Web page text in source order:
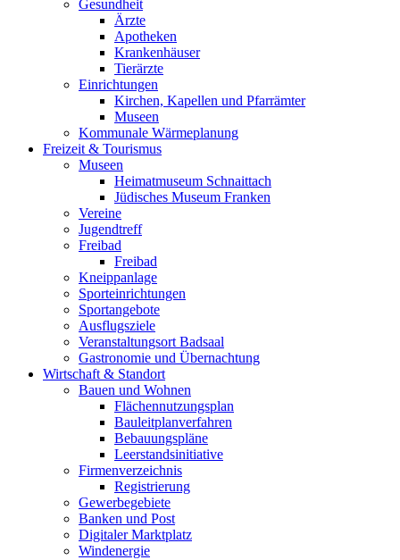
Gesundheit
Ärzte
Apotheken
Krankenhäuser
Tierärzte
Einrichtungen
Kirchen, Kapellen und Pfarrämter
Museen
Kommunale Wärmeplanung
Freizeit & Tourismus
Museen
Heimatmuseum Schnaittach
Jüdisches Museum Franken
Vereine
Jugendtreff
Freibad
Freibad
Kneippanlage
Sporteinrichtungen
Sportangebote
Ausflugsziele
Veranstaltungsort Badsaal
Gastronomie und Übernachtung
Wirtschaft & Standort
Bauen und Wohnen
Flächennutzungsplan
Bauleitplanverfahren
Bebauungspläne
Leerstandsinitiative
Firmenverzeichnis
Registrierung
Gewerbegebiete
Banken und Post
Digitaler Marktplatz
Windenergie